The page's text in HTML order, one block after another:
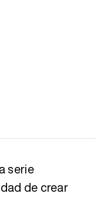
serie
de crear